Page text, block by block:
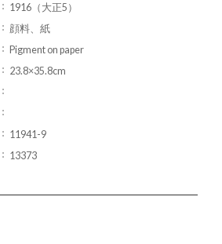
1916（大正5）
顔料、紙
Pigment on paper
23.8×35.8cm
11941-9
13373